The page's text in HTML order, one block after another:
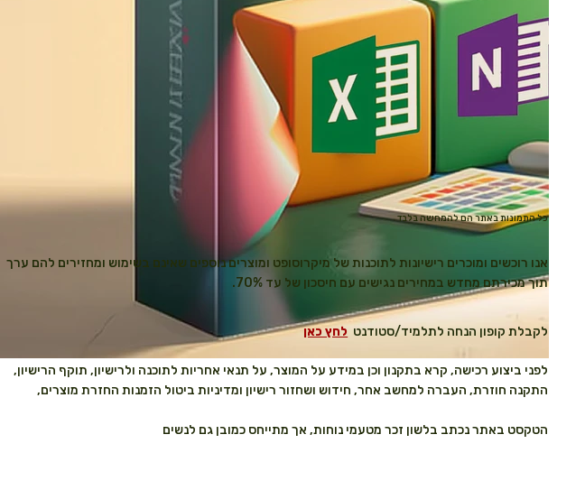
כל התמונות באתר הם להמחשה בלבד
אנו רוכשים ומוכרים רישיונות לתוכנות של מיקרוסופט ומוצרים נוספים שאינם בשימוש ומחזירים להם ערך
תוך מכירתם מחדש במחירים נגישים עם חיסכון של עד 70%.
לקבלת קופון הנחה לתלמיד/סטודנט לחץ כאן
לפני ביצוע רכישה, קרא בתקנון וכן במידע על המוצר, על תנאי אחריות לתוכנה ולרישיון, תוקף הרישיון,
התקנה חוזרת, העברה למחשב אחר, חידוש ושחזור רישיון ומדיניות ביטול הזמנות החזרת מוצרים,
הטקסט באתר נכתב בלשון זכר מטעמי נוחות, אך מתייחס כמובן גם לנשים